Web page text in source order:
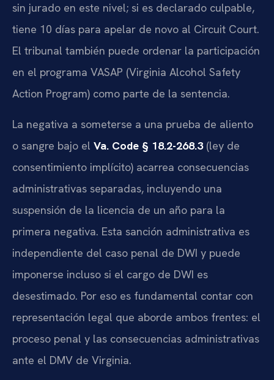
sin jurado en este nivel; si es declarado culpable,
tiene 10 días para apelar de novo al Circuit Court.
El tribunal también puede ordenar la participación
en el programa VASAP (Virginia Alcohol Safety
Action Program) como parte de la sentencia.
La negativa a someterse a una prueba de aliento
o sangre bajo el Va. Code § 18.2-268.3(ley de
consentimiento implícito) acarrea consecuencias
administrativas separadas, incluyendo una
suspensión de la licencia de un año para la
primera negativa. Esta sanción administrativa es
independiente del caso penal de DWI y puede
imponerse incluso si el cargo de DWI es
desestimado. Por eso es fundamental contar con
representación legal que aborde ambos frentes: el
proceso penal y las consecuencias administrativas
ante el DMV de Virginia.